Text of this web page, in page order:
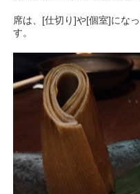
席は、[仕切り]や[個室]にな
す。